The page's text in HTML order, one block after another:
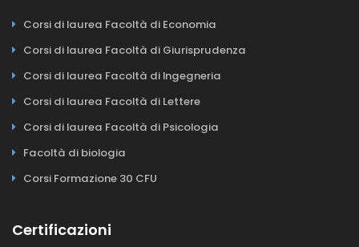
Corsi di laurea Facoltà di Economia
Corsi di laurea Facoltà di Giurisprudenza
Corsi di laurea Facoltà di Ingegneria
Corsi di laurea Facoltà di Lettere
Corsi di laurea Facoltà di Psicologia
Facoltà di biologia
Corsi Formazione 30 CFU
Certificazioni